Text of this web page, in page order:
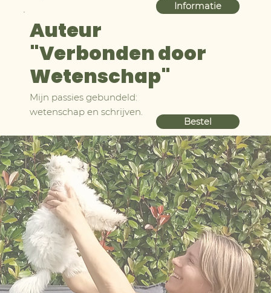
Informatie
Auteur
"Verbonden door
Wetenschap"
Mijn passies gebundeld:
wetenschap en schrijven.
Bestel